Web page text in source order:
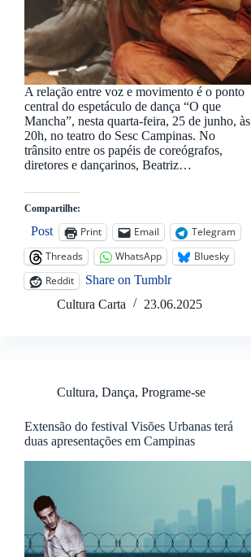
A relação entre voz e movimento é o ponto
central do espetáculo de dança “O que
Mancha”, nesta quarta-feira, 25 de junho, às
20h, no teatro do Sesc Campinas. No
trânsito entre os papéis de coreógrafos,
diretores e dançarinos, Beatriz…
Compartilhe:
Post Print Email
Telegram
Threads
WhatsApp
Bluesky
Reddit
Share on Tumblr
Cultura Carta
23.06.2025
Cultura, Dança, Programe-se
Extensão do festival Visões Urbanas terá
duas apresentações em Campinas